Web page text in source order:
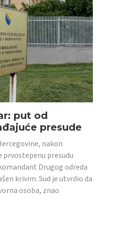
put od
presude
nakon
presudu
Drugog odreda
krivim. Sud je utvrdio da
osoba, znao